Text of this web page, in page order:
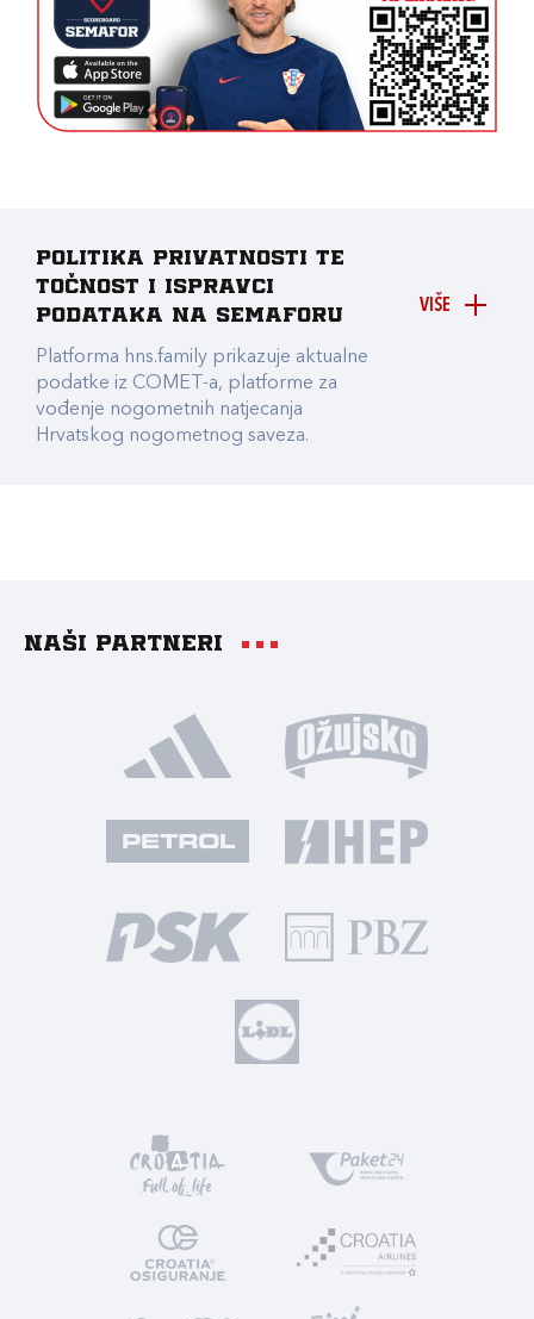
VIŠE
Politika privatnosti te
točnost i ispravci
podataka na Semaforu
Platforma hns.family prikazuje aktualne
podatke iz COMET-a, platforme za
vođenje nogometnih natjecanja
Hrvatskog nogometnog saveza.
Naši partneri